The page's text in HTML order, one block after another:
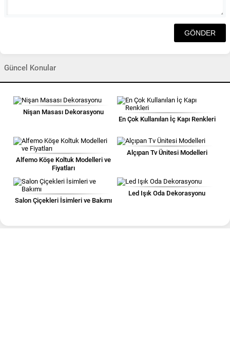
Güncel Konular
Nişan Masası Dekorasyonu
En Çok Kullanılan İç Kapı Renkleri
Alfemo Köşe Koltuk Modelleri ve
Fiyatları
Alçıpan Tv Ünitesi Modelleri
Salon Çiçekleri İsimleri ve Bakımı
Led Işık Oda Dekorasyonu